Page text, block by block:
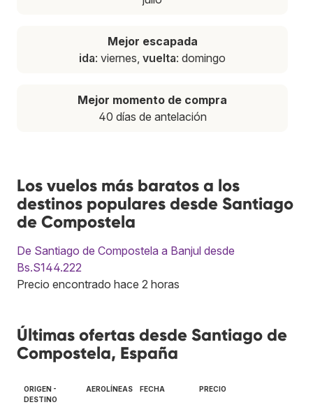
Mejor escapada
ida: viernes, vuelta: domingo
Mejor momento de compra
40 días de antelación
Los vuelos más baratos a los
destinos populares desde Santiago
de Compostela
De Santiago de Compostela a Banjul desde
Bs.S144.222
Precio encontrado hace 2 horas
Últimas ofertas desde Santiago de
Compostela, España
ORIGEN -
DESTINO
AEROLÍNEAS FECHA PRECIO